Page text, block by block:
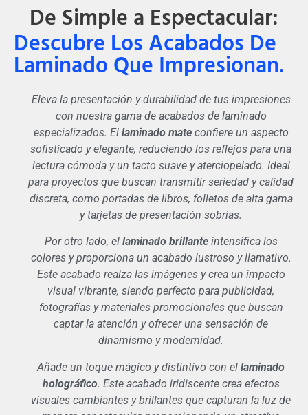
De Simple a Espectacular:
Descubre Los Acabados De
Laminado Que Impresionan.
Eleva la presentación y durabilidad de tus impresiones
con nuestra gama de acabados de laminado
especializados. El laminado mateconfiere un aspecto
sofisticado y elegante, reduciendo los reflejos para una
lectura cómoda y un tacto suave y aterciopelado. Ideal
para proyectos que buscan transmitir seriedad y calidad
discreta, como portadas de libros, folletos de alta gama
y tarjetas de presentación sobrias.
Por otro lado, el laminado brillanteintensifica los
colores y proporciona un acabado lustroso y llamativo.
Este acabado realza las imágenes y crea un impacto
visual vibrante, siendo perfecto para publicidad,
fotografías y materiales promocionales que buscan
captar la atención y ofrecer una sensación de
dinamismo y modernidad.
Añade un toque mágico y distintivo con el laminado
holográfico. Este acabado iridiscente crea efectos
visuales cambiantes y brillantes que capturan la luz de